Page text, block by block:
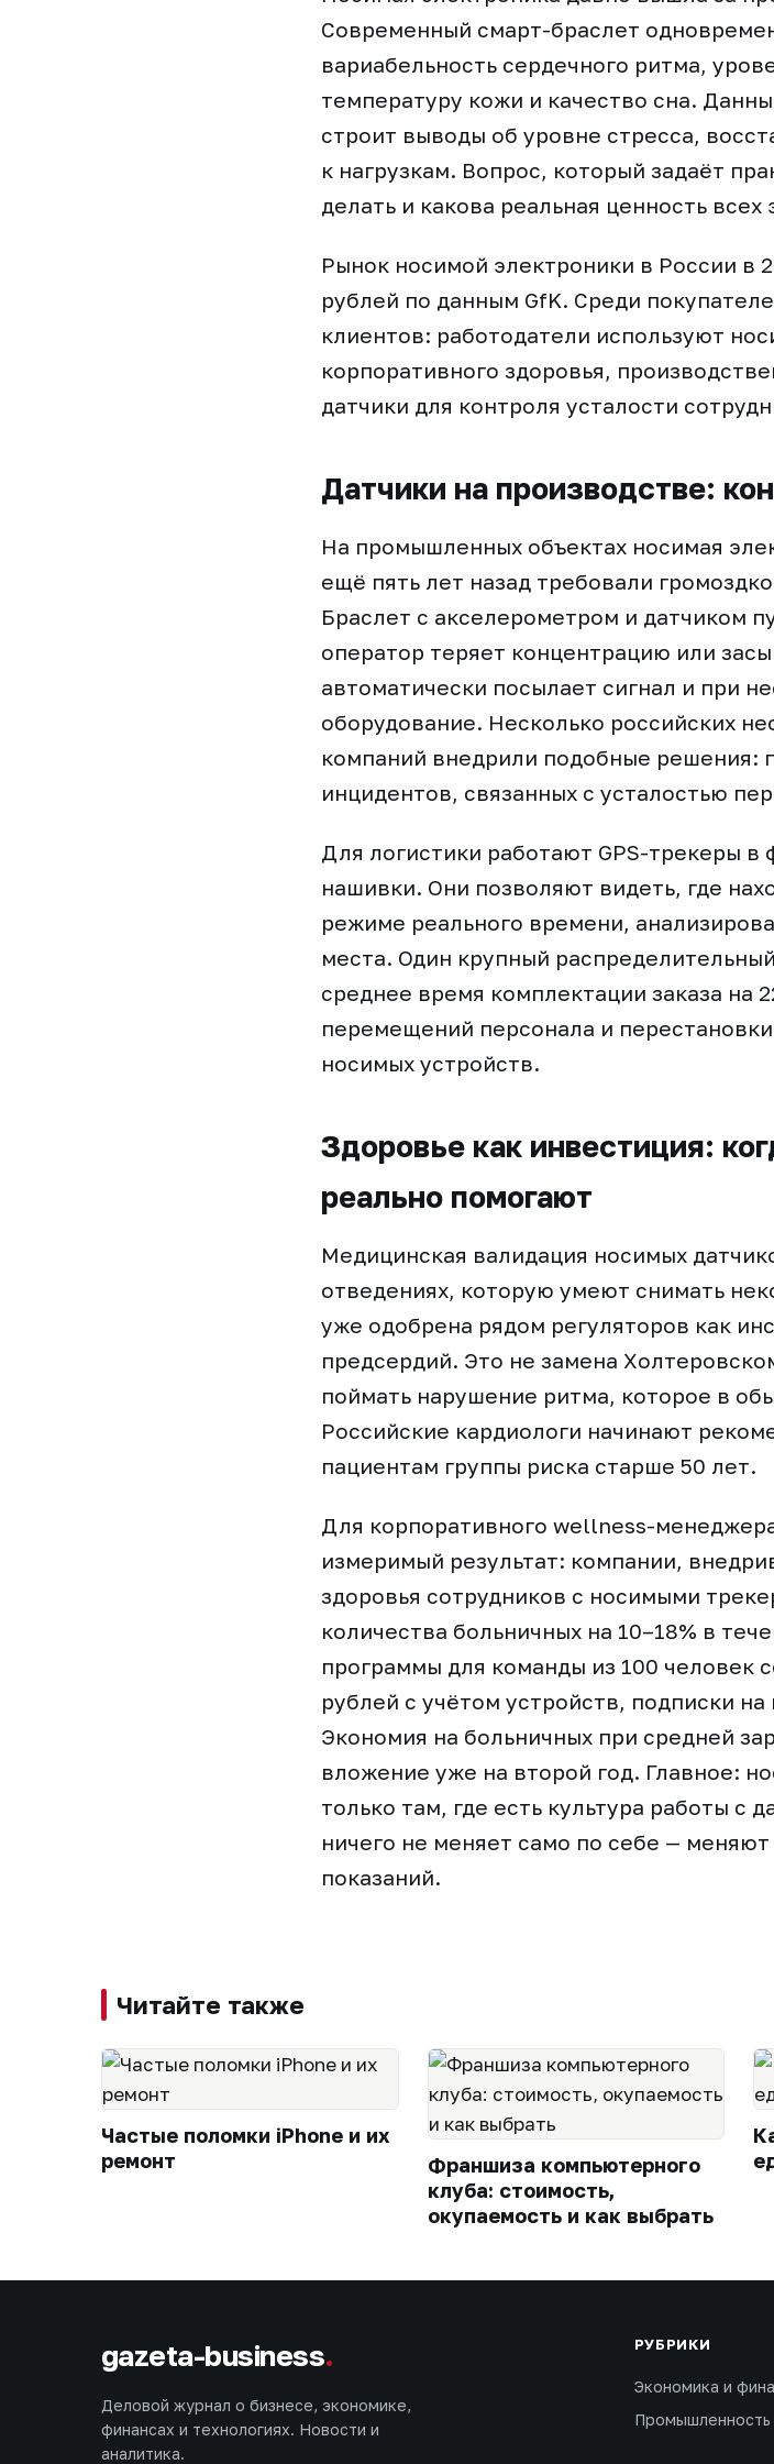
Современный смарт-браслет
вариабельность сердечного ритма,
температуру кожи и качество сна.
строит выводы об уровне стресса,
к нагрузкам. Вопрос, который задаёт
делать и какова реальная ценность всех
Рынок носимой электроники в России в
рублей по данным GfK. Среди
клиентов: работодатели используют
корпоративного здоровья,
датчики для контроля усталости
Датчики на производстве:
На промышленных объектах носимая
ещё пять лет назад требовали
Браслет с акселерометром и датчиком
оператор теряет концентрацию или
автоматически посылает сигнал и при
оборудование. Несколько российских
компаний внедрили подобные решения:
инцидентов, связанных с усталостью
Для логистики работают GPS-трекеры
нашивки. Они позволяют видеть, где
режиме реального времени,
места. Один крупный
среднее время комплектации заказа на
перемещений персонала и
носимых устройств.
Здоровье как инвестиция:
реально помогают
Медицинская валидация носимых
отведениях, которую умеют снимать
уже одобрена рядом регуляторов как
предсердий. Это не замена
поймать нарушение ритма, которое в
Российские кардиологи начинают
пациентам группы риска старше 50 лет.
Для корпоративного wellness-
измеримый результат: компании,
здоровья сотрудников с носимыми
количества больничных на 10–18% в
программы для команды из 100 человек
рублей с учётом устройств, подписки
Экономия на больничных при средней
вложение уже на второй год. Главное:
только там, где есть культура работы с
ничего не меняет само по себе —
показаний.
Читайте также
Частые поломки iPhone и их
ремонт
Франшиза компьютерного
клуба: стоимость,
окупаемость и как выбрать
gazeta-business.
Деловой журнал о бизнесе, экономике,
финансах и технологиях. Новости и
аналитика.
РУБРИКИ
Экономика и